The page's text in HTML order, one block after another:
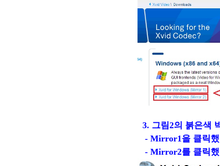
3. 그림2의 붉은색
- Mirror1을 클릭했
- Mirror2를 클릭했